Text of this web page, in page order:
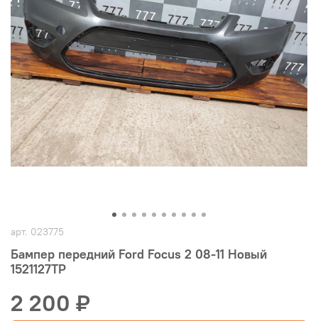
арт. 023775
Бампер передний Ford Focus 2 08-11 Новый
1521127TP
2 200 ₽